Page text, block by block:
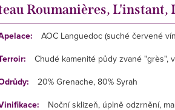
Roumanières, L'instant,
AOC Languedoc (suché červené
Chudé kamenité půdy zvané "grès",
20% Grenache, 80% Syrah
Noční sklizeň, úplně odzrnění,